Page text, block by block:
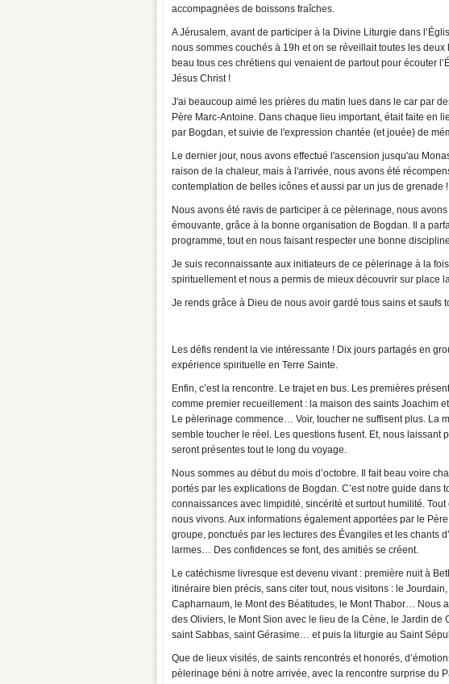
accompagnées de boissons fraîches.
A Jérusalem, avant de participer à la Divine Liturgie dans
nous sommes couchés à 19h et on se réveillait toutes les
beau tous ces chrétiens qui venaient de partout pour écouter
Jésus Christ !
J'ai beaucoup aimé les prières du matin lues dans le car par
Père Marc-Antoine. Dans chaque lieu important, était faite en
par Bogdan, et suivie de l'expression chantée (et jouée) de
Le dernier jour, nous avons effectué l'ascension jusqu'au
raison de la chaleur, mais à l'arrivée, nous avons été
contemplation de belles icônes et aussi par un jus de grenade !
Nous avons été ravis de participer à ce pèlerinage, nous
émouvante, grâce à la bonne organisation de Bogdan. Il a
programme, tout en nous faisant respecter une bonne
Je suis reconnaissante aux initiateurs de ce pèlerinage à la
spirituellement et nous a permis de mieux découvrir sur place
Je rends grâce à Dieu de nous avoir gardé tous sains et saufs
Les défis rendent la vie intéressante ! Dix jours partagés en
expérience spirituelle en Terre Sainte.
Enfin, c’est la rencontre. Le trajet en bus. Les premières
comme premier recueillement : la maison des saints Joachim
Le pèlerinage commence… Voir, toucher ne suffisent plus. La
semble toucher le réel. Les questions fusent. Et, nous laissant
seront présentes tout le long du voyage.
Nous sommes au début du mois d’octobre. Il fait beau voire
portés par les explications de Bogdan. C’est notre guide dans
connaissances avec limpidité, sincérité et surtout humilité.
nous vivons. Aux informations également apportées par le
groupe, ponctués par les lectures des Évangiles et les chants
larmes… Des confidences se font, des amitiés se créent.
Le catéchisme livresque est devenu vivant : première nuit à
itinéraire bien précis, sans citer tout, nous visitons : le
Capharnaum, le Mont des Béatitudes, le Mont Thabor… Nous
des Oliviers, le Mont Sion avec le lieu de la Cène, le Jardin
saint Sabbas, saint Gérasime… et puis la liturgie au Saint
Que de lieux visités, de saints rencontrés et honorés,
pèlerinage béni à notre arrivée, avec la rencontre surprise du